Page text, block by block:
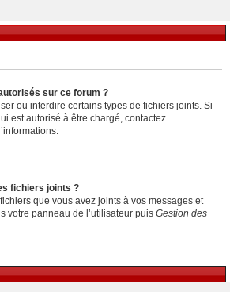
sur ce forum ?
ou interdire certains types de fichiers joints. Si
est autorisé à être chargé, contactez
fichiers joints ?
que vous avez joints à vos messages et
votre panneau de l’utilisateur puis Gestion des